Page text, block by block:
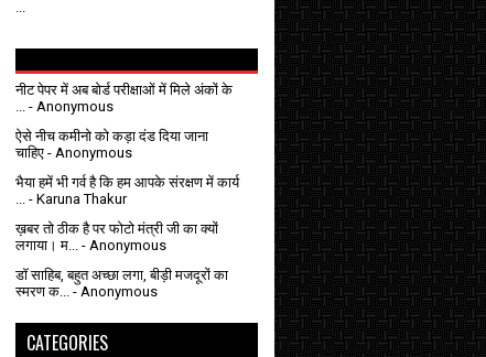
नीट पेपर में अब बोर्ड परीक्षाओं में मिले अंकों के
- Anonymous
ऐसे नीच कमीनो को कड़ा दंड दिया जाना
चाहिए - Anonymous
भैया हमें भी गर्व है कि हम आपके संरक्षण में कार्य
- Karuna Thakur
ख़बर तो ठीक है पर फोटो मंत्री जी का क्यों
लगाया। म...
- Anonymous
डॉ साहिब, बहुत अच्छा लगा, बीड़ी मजदूरों का
स्मरण क...
- Anonymous
CATEGORIES